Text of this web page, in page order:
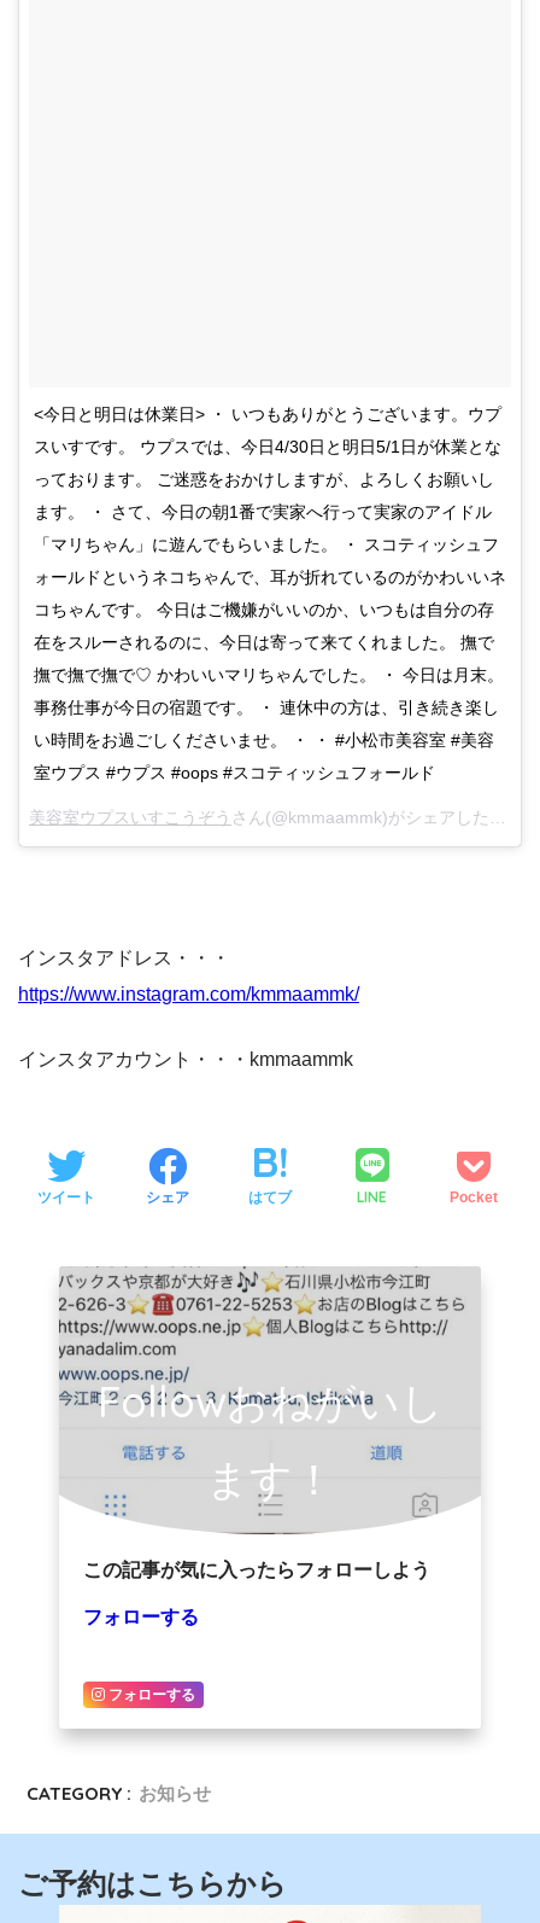
<今日と明日は休業日> ・ いつもありがとうございます。ウプ
スいすです。 ウプスでは、今日4/30日と明日5/1日が休業とな
っております。 ご迷惑をおかけしますが、よろしくお願いし
ます。 ・ さて、今日の朝1番で実家へ行って実家のアイドル
「マリちゃん」に遊んでもらいました。 ・ スコティッシュフ
ォールドというネコちゃんで、耳が折れているのがかわいいネ
コちゃんです。 今日はご機嫌がいいのか、いつもは自分の存
在をスルーされるのに、今日は寄って来てくれました。 撫で
撫で撫で撫で♡ かわいいマリちゃんでした。 ・ 今日は月末。
事務仕事が今日の宿題です。 ・ 連休中の方は、引き続き楽し
い時間をお過ごしくださいませ。 ・ ・ #小松市美容室 #美容
室ウプス #ウプス #oops #スコティッシュフォールド
美容室ウプスいすこうぞう さん(@kmmaammk)がシェアした投稿 –
インスタアドレス・・・
https://www.instagram.com/kmmaammk/
インスタアカウント・・・kmmaammk
ツイート シェア はてブ LINE Pocket
Followおねがいし
ます！
この記事が気に入ったらフォローしよう
フォローする
フォローする
CATEGORY : お知らせ
ご予約はこちらから